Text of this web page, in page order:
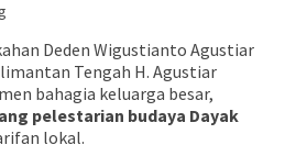
Deden Wigustianto Agustiar
Tengah H. Agustiar
bahagia keluarga besar,
pelestarian budaya Dayak
lokal.